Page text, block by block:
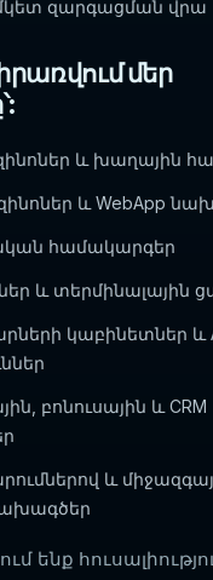
զարգացման վրա
մեր
և խաղային
և WebApp
համակարգեր
և տերմինալային
կաբինետներ և
բոնուսային և CRM
և
ենք